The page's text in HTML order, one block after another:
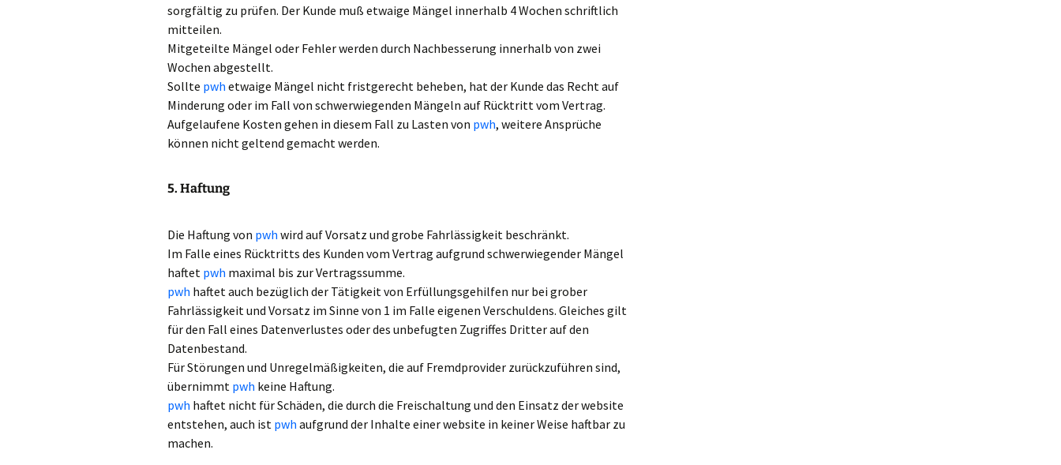
sorgfältig zu prüfen. Der Kunde muß etwaige Mängel innerhalb 4 Wochen schriftlich
mitteilen.
Mitgeteilte Mängel oder Fehler werden durch Nachbesserung innerhalb von zwei
Wochen abgestellt.
Sollte pwh etwaige Mängel nicht fristgerecht beheben, hat der Kunde das Recht auf
Minderung oder im Fall von schwerwiegenden Mängeln auf Rücktritt vom Vertrag.
Aufgelaufene Kosten gehen in diesem Fall zu Lasten von pwh, weitere Ansprüche
können nicht geltend gemacht werden.
5. Haftung
Die Haftung von pwh wird auf Vorsatz und grobe Fahrlässigkeit beschränkt.
Im Falle eines Rücktritts des Kunden vom Vertrag aufgrund schwerwiegender Mängel
haftet pwh maximal bis zur Vertragssumme.
pwh haftet auch bezüglich der Tätigkeit von Erfüllungsgehilfen nur bei grober
Fahrlässigkeit und Vorsatz im Sinne von 1 im Falle eigenen Verschuldens. Gleiches gilt
für den Fall eines Datenverlustes oder des unbefugten Zugriffes Dritter auf den
Datenbestand.
Für Störungen und Unregelmäßigkeiten, die auf Fremdprovider zurückzuführen sind,
übernimmt pwh keine Haftung.
pwh haftet nicht für Schäden, die durch die Freischaltung und den Einsatz der website
entstehen, auch ist pwh aufgrund der Inhalte einer website in keiner Weise haftbar zu
machen.